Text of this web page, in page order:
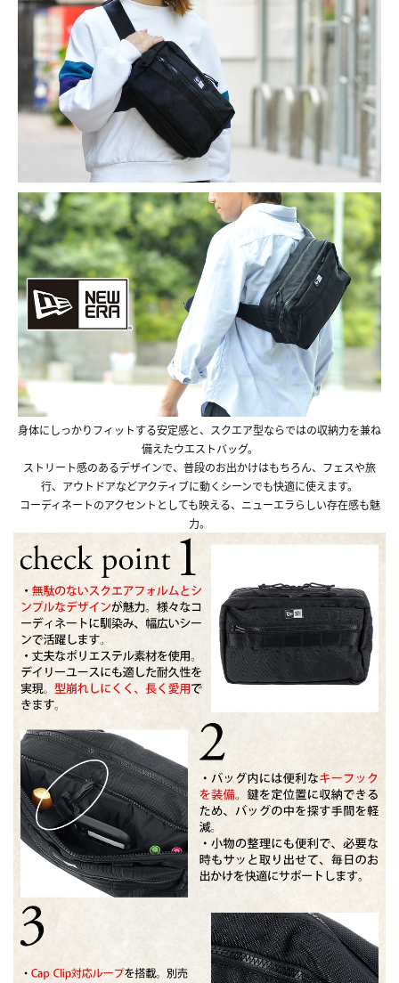
身体にしっかりフィットする安定感と、スクエア型ならではの収納力を兼ね
備えたウエストバッグ。
ストリート感のあるデザインで、普段のお出かけはもちろん、フェスや旅
行、アウトドアなどアクティブに動くシーンでも快適に使えます。
コーディネートのアクセントとしても映える、ニューエラらしい存在感も魅
力。